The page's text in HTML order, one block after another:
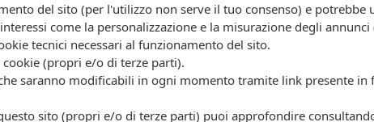
- Mail shop@farmaciacavalieri.it - P.ZZA IV NOVEMBRE,11 37064
del sito (per l'utilizzo non serve il tuo consenso) e potrebbe
come la personalizzazione e la misurazione degli
tecnici necessari al funzionamento del sito.
(propri e/o di terze parti).
saranno modificabili in ogni momento tramite link presente in
sito (propri e/o di terze parti) puoi approfondire